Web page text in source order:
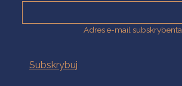
Adres e-mail subskrybenta.